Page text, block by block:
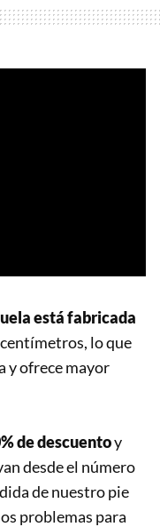
está fabricada
lo que
y ofrece mayor
de descuentoy
desde el número
de nuestro pie
problemas para